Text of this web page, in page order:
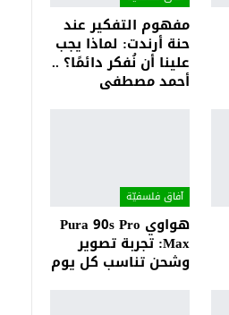
مفهوم التفكير عند
حنة أرندت: لماذا يجب
علينا أن نُفكر دائمًا؟ ..
أحمد مصطفى
آفاق فلسفيّة‎
هواوي Pura 90s Pro
Max: تجربة تصوير
وشحن تناسب كل يوم